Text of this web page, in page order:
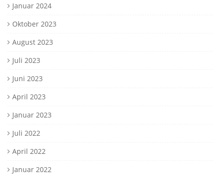
Januar 2024
Oktober 2023
August 2023
Juli 2023
Juni 2023
April 2023
Januar 2023
Juli 2022
April 2022
Januar 2022